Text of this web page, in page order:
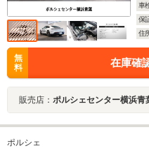
車
保
住
無
料
在庫確
販売店： ポルシェセンター横浜青
ポルシェ